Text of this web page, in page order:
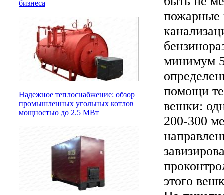
бизнеса
Надежное теплоснабжение: обзор
промышленных угольных котлов
мощностью до 2.5 МВт
пожарные
минимум
помощи
вешки:
200-300
этого